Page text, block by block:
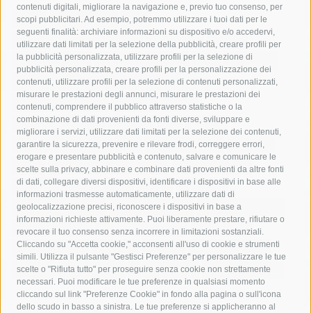
contenuti digitali, migliorare la navigazione e, previo tuo consenso, per
scopi pubblicitari. Ad esempio, potremmo utilizzare i tuoi dati per le
seguenti finalità: archiviare informazioni su dispositivo e/o accedervi,
utilizzare dati limitati per la selezione della pubblicità, creare profili per
la pubblicità personalizzata, utilizzare profili per la selezione di
pubblicità personalizzata, creare profili per la personalizzazione dei
contenuti, utilizzare profili per la selezione di contenuti personalizzati,
misurare le prestazioni degli annunci, misurare le prestazioni dei
contenuti, comprendere il pubblico attraverso statistiche o la
combinazione di dati provenienti da fonti diverse, sviluppare e
migliorare i servizi, utilizzare dati limitati per la selezione dei contenuti,
garantire la sicurezza, prevenire e rilevare frodi, correggere errori,
erogare e presentare pubblicità e contenuto, salvare e comunicare le
scelte sulla privacy, abbinare e combinare dati provenienti da altre fonti
di dati, collegare diversi dispositivi, identificare i dispositivi in base alle
informazioni trasmesse automaticamente, utilizzare dati di
geolocalizzazione precisi, riconoscere i dispositivi in base a
informazioni richieste attivamente. Puoi liberamente prestare, rifiutare o
revocare il tuo consenso senza incorrere in limitazioni sostanziali.
Cliccando su "Accetta cookie," acconsenti all'uso di cookie e strumenti
simili. Utilizza il pulsante "Gestisci Preferenze" per personalizzare le tue
scelte o "Rifiuta tutto" per proseguire senza cookie non strettamente
necessari. Puoi modificare le tue preferenze in qualsiasi momento
cliccando sul link "Preferenze Cookie" in fondo alla pagina o sull'icona
dello scudo in basso a sinistra. Le tue preferenze si applicheranno al
acqua allerta meteo
anas
area marina protetta di punta campanella
arresto
Asl Napoli 3 sud
capitaneria di porto capri
carabinieri
castellammare di stabia
circumvesuviana
comune di sorrento
concerto
contagi
costiera amalfitana
covid-19 eav
elezioni
fondazione sorrento
gori guardia costiera
incidente
lavori
lorenzo balducelli mare
massa lubrense
massimo coppola
Meta napoli
ordinanza
penisola sorrentina
piano di sorrento
polizia municipale
protezione civile
Regione Campania
sant'agnello
sindaco cuomo
sorrento studenti temporali
treni
turismo
Vico Equense villa fiorentino vincenzo de luca